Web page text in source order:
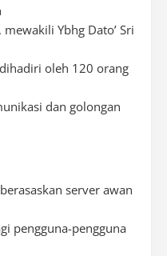
Ybhg Dato’ Sri
oleh 120 orang
dan golongan
server awan
pengguna-pengguna